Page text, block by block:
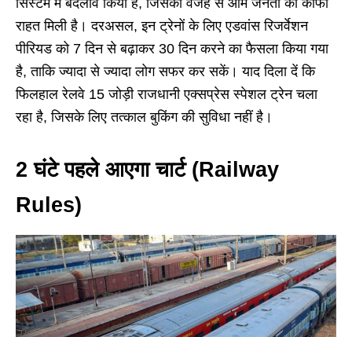
सिस्‍टम में बदलाव किया है, जिसकी वजह से आम जनता को काफी
राहत मिली है। दरअसल, इन ट्रेनों के लिए एडवांस रिजर्वेशन
पीरियड को 7 दिन से बढ़ाकर 30 दिन करने का फैसला किया गया
है, ताकि ज्यादा से ज्यादा लोग सफर कर सकें। याद दिला दें कि
फिलहाल रेलवे 15 जोड़ी राजधानी एक्सप्रेस स्पेशल ट्रेन चला
रहा है, जिसके लिए तत्काल बुकिंग की सुविधा नहीं है।
2 घंटे पहले आएगा चार्ट (Railway
Rules)